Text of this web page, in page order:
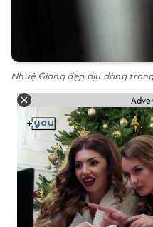
Nhuệ Giang đẹp dịu dàng